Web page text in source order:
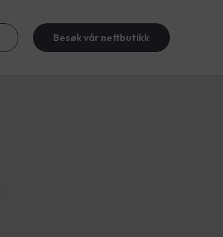
Besøk vår nettbutikk